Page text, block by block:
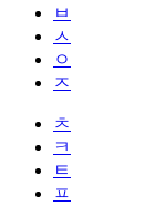
ㅂ
ㅅ
ㅇ
ㅈ
ㅊ
ㅋ
ㅌ
ㅍ